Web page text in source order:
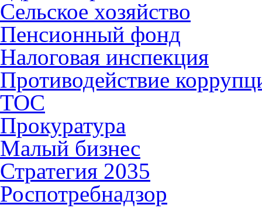
Сельское хозяйство
Пенсионный фонд
Налоговая инспекция
Противодействие
ТОС
Прокуратура
Малый бизнес
Стратегия 2035
Роспотребнадзор